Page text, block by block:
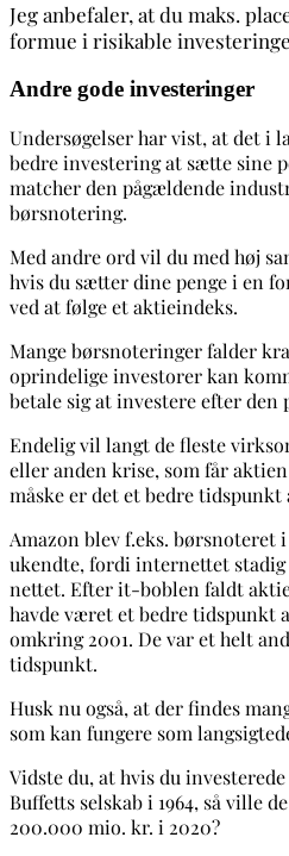
Jeg anbefaler, at du maks.
formue i risikable
Andre gode investeringer
Undersøgelser har vist, at det i
bedre investering at sætte sine
matcher den pågældende
børsnotering.
Med andre ord vil du med høj
hvis du sætter dine penge i en
ved at følge et aktieindeks.
Mange børsnoteringer falder
oprindelige investorer kan
betale sig at investere efter den
Endelig vil langt de fleste
eller anden krise, som får
måske er det et bedre tidspunkt
Amazon blev f.eks. børsnoteret i
ukendte, fordi internettet stadig
nettet. Efter it-boblen faldt
havde været et bedre tidspunkt
omkring 2001. De var et helt
tidspunkt.
Husk nu også, at der findes
som kan fungere som
Vidste du, at hvis du
Buffetts selskab i 1964, så ville
200.000 mio. kr. i 2020?